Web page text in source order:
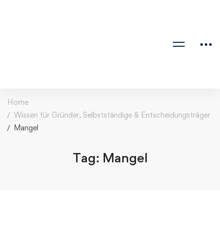
Home
Wissen für Gründer, Selbstständige & Entscheidungsträger
Mangel
Tag: Mangel